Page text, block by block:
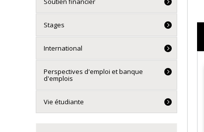
Stages
International
Perspectives d'emploi et banque
d'emplois
Vie étudiante